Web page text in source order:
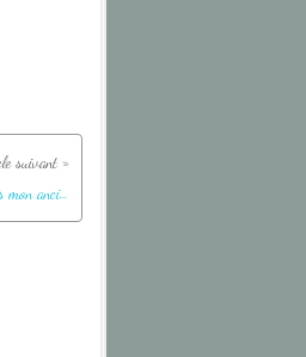
Images de Polynésie (2009) transférées depuis mon ancien blog